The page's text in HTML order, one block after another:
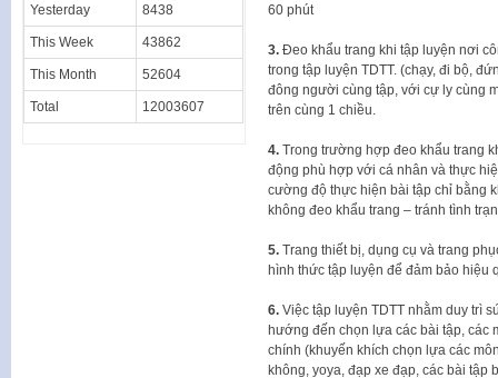
60 phút
3.Đeo khẩu trang khi tập luyện nơi
trong tập luyện TDTT. (chạy, đi bộ,
đông người cùng tập, với cự ly cùng
trên cùng 1 chiều.
4.Trong trường hợp đeo khẩu trang
động phù hợp với cá nhân và thực
cường độ thực hiện bài tập chỉ bằng
không đeo khẩu trang – tránh tình
5.Trang thiết bị, dụng cụ và trang
hình thức tập luyện để đảm bảo hiệu
6.Việc tập luyện TDTT nhằm duy trì
hướng đến chọn lựa các bài tập, các
chính (khuyến khích chọn lựa các
không, yoya, đạp xe đạp, các bài tập
Yesterday 8438
This Week 43862
This Month 52604
Total 12003607